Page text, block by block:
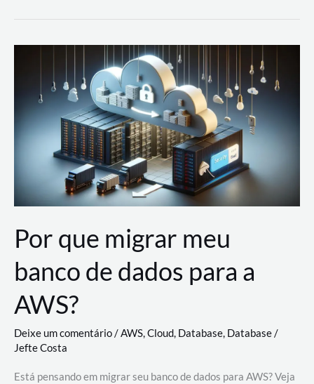
Soluções
AWS
Por que migrar meu
banco de dados para a
AWS?
Deixe um comentário/AWS,Cloud, Database, Database/
Jefte Costa
Está pensando em migrar seu banco de dados para AWS? Veja